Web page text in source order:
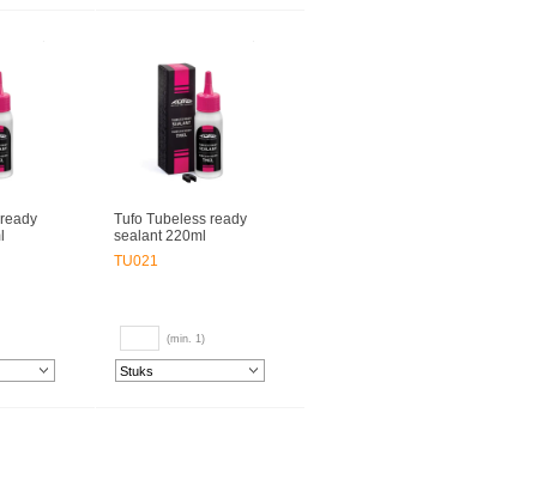
Tufo Tubeless ready
sealant 220ml
TU021
(min. 1)